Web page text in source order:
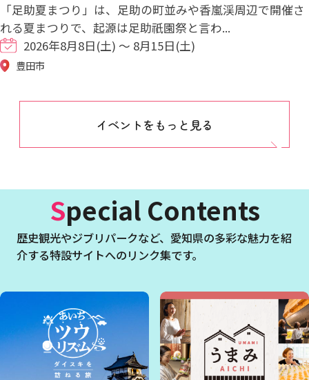
「足助夏まつり」は、足助の町並みや香嵐渓周辺で開催さ
れる夏まつりで、起源は足助祇園祭と言わ...
2026年8月8日(土) ～ 8月15日(土)
豊田市
イベントをもっと見る
Special Contents
歴史観光やジブリパークなど、 愛知県の多彩な魅力を紹
介する特設サイトへのリンク集です。